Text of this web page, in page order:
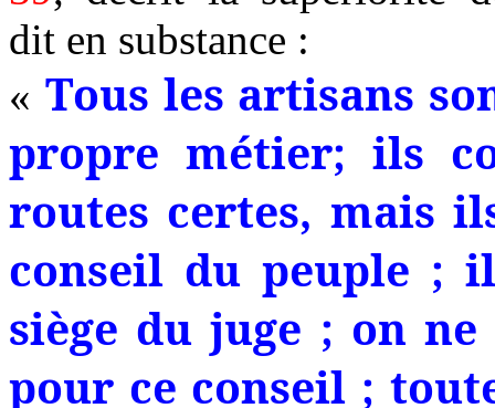
dit en substance :
« Tous les artisans
propre métier; ils
routes certes, mais
conseil du peuple ;
siège du juge ; on
pour ce conseil ;